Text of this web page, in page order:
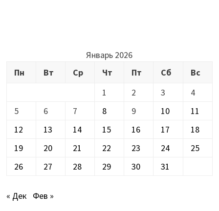
Январь 2026
Пн
Вт Ср Чт Пт Сб
Вс
1
2 3
4
5
6 7 8 9 10
11
12
13 14 15 16 17
18
19
20 21 22 23 24
25
26
27 28 29 30 31
« Дек Фев »